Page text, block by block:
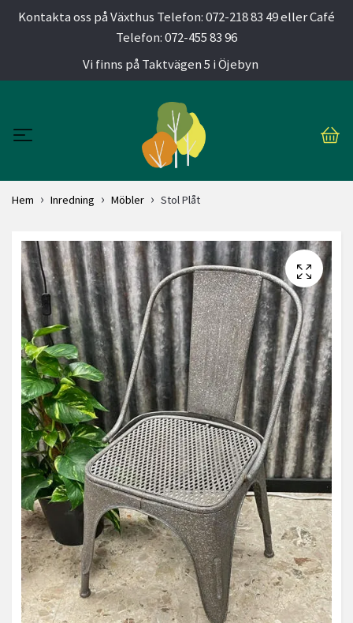
Kontakta oss på Växthus Telefon: 072-218 83 49 eller Café
Telefon: 072-455 83 96
Vi finns på Taktvägen 5 i Öjebyn
Hem Inredning Möbler Stol Plåt